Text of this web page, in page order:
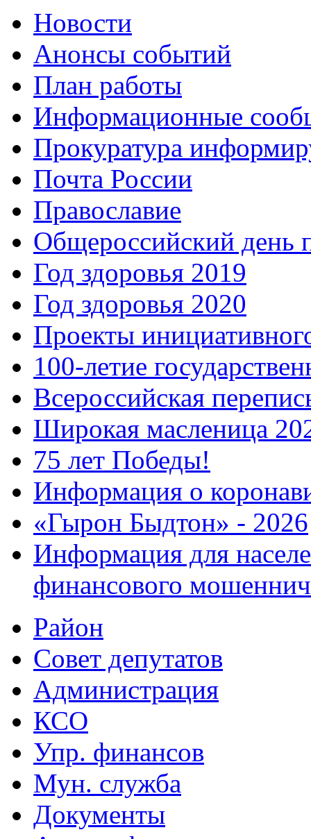
Новости
Анонсы событий
План работы
Информационные
Прокуратура
Почта России
Православие
Общероссийский день
Год здоровья 2019
Год здоровья 2020
Проекты
100-летие
Всероссийская
Широкая масленица
75 лет Победы!
Информация о
«Гырон Быдтон» - 2026
Информация для
финансового
Район
Совет депутатов
Администрация
КСО
Упр. финансов
Мун. служба
Документы